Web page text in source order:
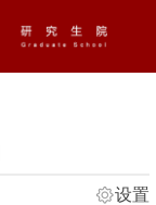
设置